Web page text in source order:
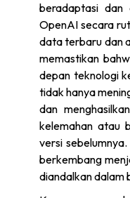
beradaptasi dan
OpenAI secara
data terbaru dan
memastikan
depan teknologi
tidak hanya
dan
kelemahan atau
versi
berkembang
diandalkan dalam